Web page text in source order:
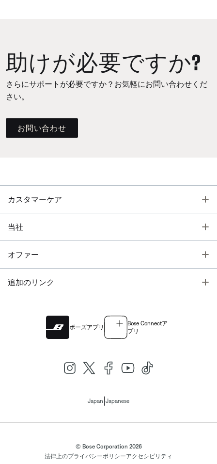
助けが必要ですか?
さらにサポートが必要ですか？お気軽にお問い合わせくだ
さい。
お問い合わせ
カスタマーケア
当社
オファー
追加のリンク
ボーズアプリ
Bose Connectア
プリ
Japan Japanese
© Bose Corporation 2026
法律上のプライバシーポリシーアクセシビリティ